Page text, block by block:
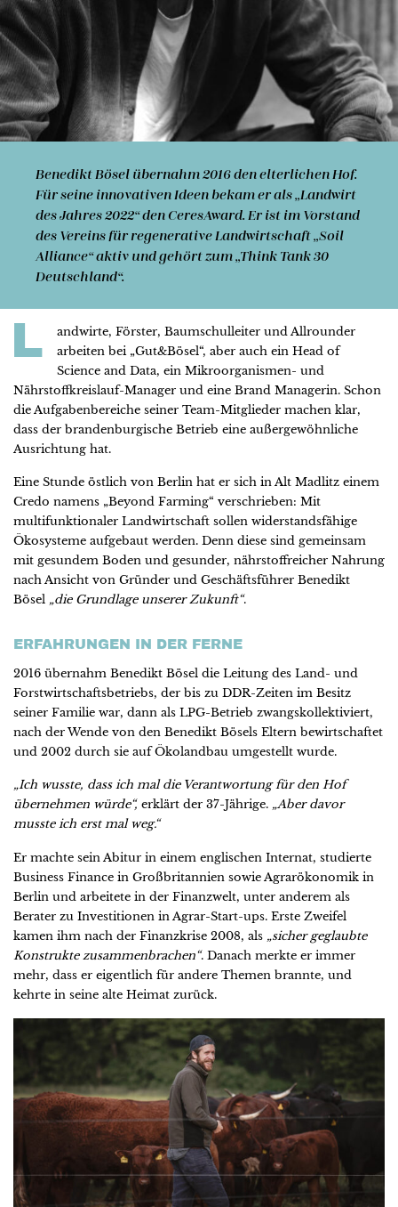
Benedikt Bösel übernahm 2016 den elterlichen Hof.
Für seine innovativen Ideen bekam er als „Landwirt
des Jahres 2022“ den CeresAward. Er ist im Vorstand
des Vereins für regenerative Landwirtschaft „Soil
Alliance“ aktiv und gehört zum „Think Tank 30
Deutschland“.
L
andwirte, Förster, Baumschulleiter und Allrounder
arbeiten bei „Gut&Bösel“, aber auch ein Head of
Science and Data, ein Mikroorganismen- und
Nährstoffkreislauf-Manager und eine Brand Managerin. Schon
die Aufgabenbereiche seiner Team-Mitglieder machen klar,
dass der brandenburgische Betrieb eine außergewöhnliche
Ausrichtung hat.
Eine Stunde östlich von Berlin hat er sich in Alt Madlitz einem
Credo namens „Beyond Farming“ verschrieben: Mit
multifunktionaler Landwirtschaft sollen widerstandsfähige
Ökosysteme aufgebaut werden. Denn diese sind gemeinsam
mit gesundem Boden und gesunder, nährstoffreicher Nahrung
nach Ansicht von Gründer und Geschäftsführer Benedikt
Bösel „die Grundlage unserer Zukunft“.
ERFAHRUNGEN IN DER FERNE
2016 übernahm Benedikt Bösel die Leitung des Land- und
Forstwirtschaftsbetriebs, der bis zu DDR-Zeiten im Besitz
seiner Familie war, dann als LPG-Betrieb zwangskollektiviert,
nach der Wende von den Benedikt Bösels Eltern bewirtschaftet
und 2002 durch sie auf Ökolandbau umgestellt wurde.
„Ich wusste, dass ich mal die Verantwortung für den Hof
übernehmen würde“, erklärt der 37-Jährige. „Aber davor
musste ich erst mal weg.“
Er machte sein Abitur in einem englischen Internat, studierte
Business Finance in Großbritannien sowie Agrarökonomik in
Berlin und arbeitete in der Finanzwelt, unter anderem als
Berater zu Investitionen in Agrar-Start-ups. Erste Zweifel
kamen ihm nach der Finanzkrise 2008, als „sicher geglaubte
Konstrukte zusammenbrachen“. Danach merkte er immer
mehr, dass er eigentlich für andere Themen brannte, und
kehrte in seine alte Heimat zurück.